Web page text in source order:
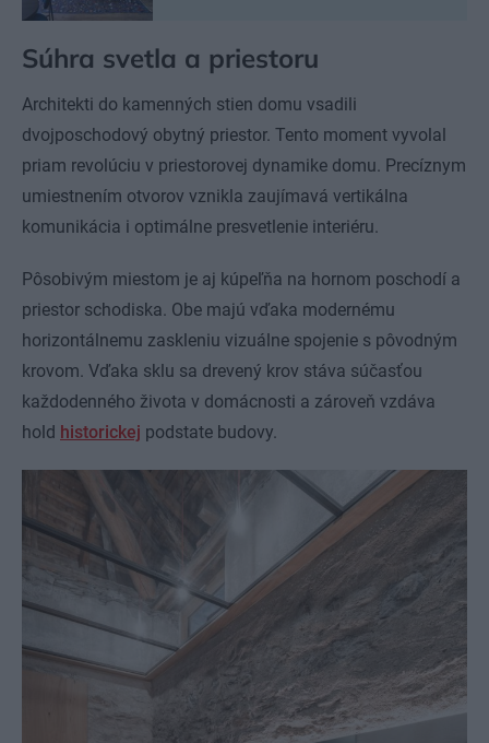
Súhra svetla a priestoru
Architekti do kamenných stien domu vsadili
dvojposchodový obytný priestor. Tento moment vyvolal
priam revolúciu v priestorovej dynamike domu. Precíznym
umiestnením otvorov vznikla zaujímavá vertikálna
komunikácia i optimálne presvetlenie interiéru.
Pôsobivým miestom je aj kúpeľňa na hornom poschodí a
priestor schodiska. Obe majú vďaka modernému
horizontálnemu zaskleniu vizuálne spojenie s pôvodným
krovom. Vďaka sklu sa drevený krov stáva súčasťou
každodenného života v domácnosti a zároveň vzdáva
hold historickej podstate budovy.